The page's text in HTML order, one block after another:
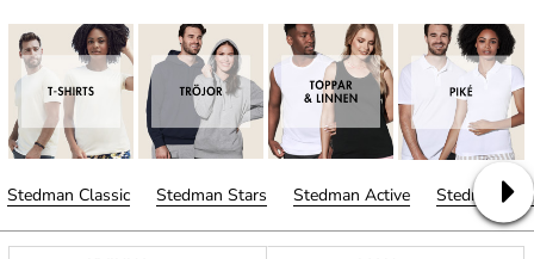
Stedman Classic Stedman Stars Stedman Active Stedman